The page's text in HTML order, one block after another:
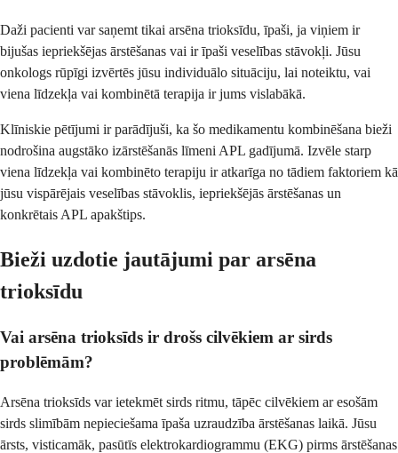
Daži pacienti var saņemt tikai arsēna trioksīdu, īpaši, ja viņiem ir
bijušas iepriekšējas ārstēšanas vai ir īpaši veselības stāvokļi. Jūsu
onkologs rūpīgi izvērtēs jūsu individuālo situāciju, lai noteiktu, vai
viena līdzekļa vai kombinētā terapija ir jums vislabākā.
Klīniskie pētījumi ir parādījuši, ka šo medikamentu kombinēšana bieži
nodrošina augstāko izārstēšanās līmeni APL gadījumā. Izvēle starp
viena līdzekļa vai kombinēto terapiju ir atkarīga no tādiem faktoriem kā
jūsu vispārējais veselības stāvoklis, iepriekšējās ārstēšanas un
konkrētais APL apakštips.
Bieži uzdotie jautājumi par arsēna
trioksīdu
Vai arsēna trioksīds ir drošs cilvēkiem ar sirds
problēmām?
Arsēna trioksīds var ietekmēt sirds ritmu, tāpēc cilvēkiem ar esošām
sirds slimībām nepieciešama īpaša uzraudzība ārstēšanas laikā. Jūsu
ārsts, visticamāk, pasūtīs elektrokardiogrammu (EKG) pirms ārstēšanas